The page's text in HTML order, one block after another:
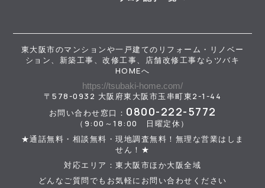
東大阪市のマンションや一戸建てのリフォーム・リノベー
ション、新築工事、改修工事、店舗改修工事ならツバキ
HOMEへ
https://tsubaki-home.com/
〒578-0932 大阪府東大阪市玉串町東2-1-44
お問い合わせ窓口： 0800-222-5772
（9:00～18:00 日曜定休）
★通話無料・相談無料・現地調査無料！無理な営業はしま
せん！★
対応エリア：東大阪市ほか大阪全域
どんなご質問でもお気軽にお問い合わせください